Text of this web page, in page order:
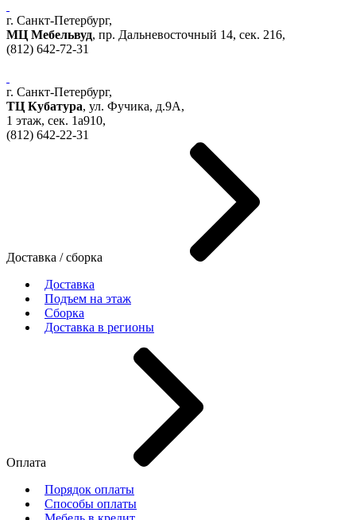
г. Санкт-Петербург,
МЦ Мебельвуд, пр. Дальневосточный 14, сек. 216,
(812) 642-72-31
г. Санкт-Петербург,
ТЦ Кубатура, ул. Фучика, д.9А,
1 этаж, сек. 1a910,
(812) 642-22-31
Доставка / сборка
Доставка
Подъем на этаж
Сборка
Доставка в регионы
Оплата
Порядок оплаты
Способы оплаты